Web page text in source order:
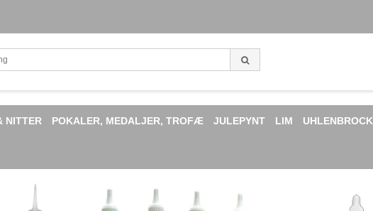
NITTER POKALER, MEDALJER, TROFÆ JULEPYNT LIM UHLENBROCK